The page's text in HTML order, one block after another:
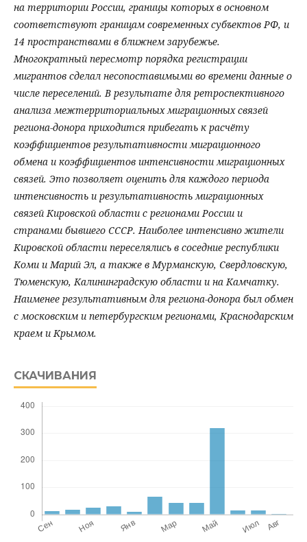
на территории России, границы которых в основном
соответствуют границам современных субъектов РФ, и
14 пространствами в ближнем зарубежье.
Многократный пересмотр порядка регистрации
мигрантов сделал несопоставимыми во времени данные о
числе переселений. В результате для ретроспективного
анализа межтерриториальных миграционных связей
региона-донора приходится прибегать к расчёту
коэффициентов результативности миграционного
обмена и коэффициентов интенсивности миграционных
связей. Это позволяет оценить для каждого периода
интенсивность и результативность миграционных
связей Кировской области с регионами России и
странами бывшего СССР. Наиболее интенсивно жители
Кировской области переселялись в соседние республики
Коми и Марий Эл, а также в Мурманскую, Свердловскую,
Тюменскую, Калининградскую области и на Камчатку.
Наименее результативным для региона-донора был обмен
с московским и петербургским регионами, Краснодарским
краем и Крымом.
СКАЧИВАНИЯ